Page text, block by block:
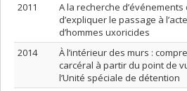
2011
A la recherche
d’expliquer le passage à
d’hommes uxoricides
2014
À l’intérieur des murs :
carcéral à partir du point de
l’Unité spéciale de détention